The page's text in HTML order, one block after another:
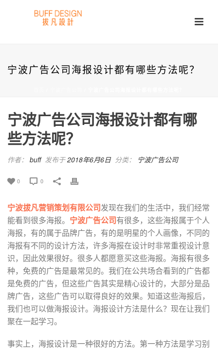
宁波广告公司海报设计都有哪些方法呢？
宁波广告公司海报设计都有哪
些方法呢？
作者： buff 发布于2018年6月6日 分类： 宁波广告公司
0 0
宁波拔凡营销策划有限公司发现在我们的生活中，我们经常
能看到很多海报。 宁波广告公司有很多，这些海报属于个人
海报，有的属于品牌广告，有的是明星的个人画像，不同的
海报有不同的设计方法，许多海报在设计时非常重视设计意
识，因此效果很好。很多人都愿意买这些海报。海报有很多
种，免费的广告是最常见的。我们在公共场合看到的广告都
是免费的广告，但这些广告其实是精心设计的，大部分是品
牌广告，这些广告可以取得良好的效果。知道这些海报后，
我们也可以做海报设计。海报设计方法是什么？现在让我们
聚在一起学习。
事实上，海报设计是一种很好的方法。第一种方法是学习别